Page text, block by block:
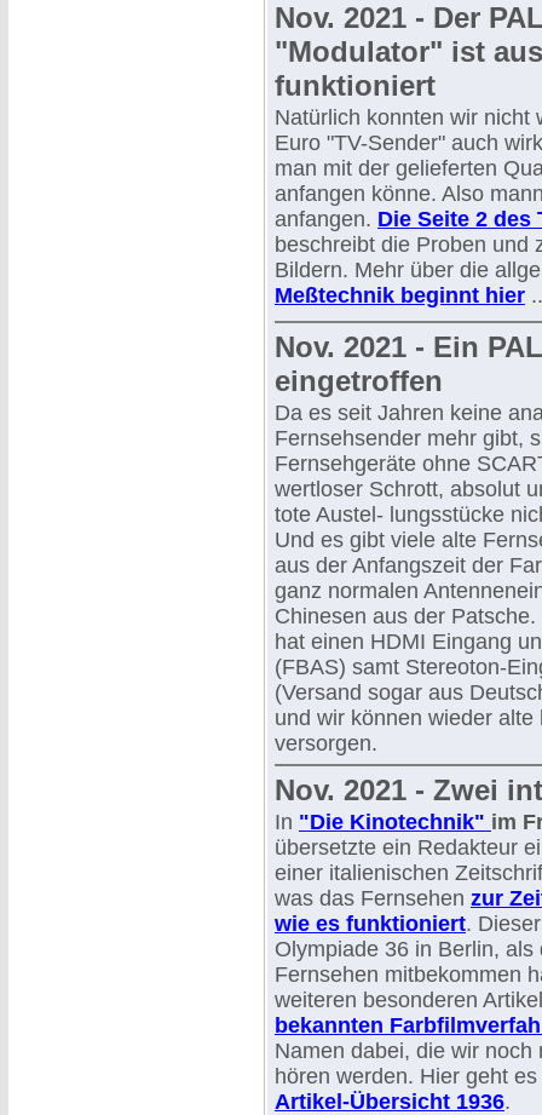
Nov. 2021 - Der
"Modulator" ist
funktioniert
Natürlich konnten wir nicht
Euro "TV-Sender" auch
man mit der gelieferten
anfangen könne. Also
anfangen. Die Seite 2 des
beschreibt die Proben und
Bildern. Mehr über die
Meßtechnik beginnt hier
Nov. 2021 - Ein
eingetroffen
Da es seit Jahren keine
Fernsehsender mehr gibt,
Fernsehgeräte ohne
wertloser Schrott, absolut
tote Austel- lungsstücke
Und es gibt viele alte
aus der Anfangszeit der
ganz normalen
Chinesen aus der Patsche.
hat einen HDMI Eingang
(FBAS) samt Stereoton-
(Versand sogar aus
und wir können wieder
versorgen.
Nov. 2021 - Zwei
In "Die Kinotechnik" im
übersetzte ein Redakteur
einer italienischen
was das Fernsehen zur
wie es funktioniert.
Olympiade 36 in Berlin,
Fernsehen mitbekommen
weiteren besonderen
bekannten
Namen dabei, die wir
hören werden. Hier geht es
Artikel-Übersicht 1936.